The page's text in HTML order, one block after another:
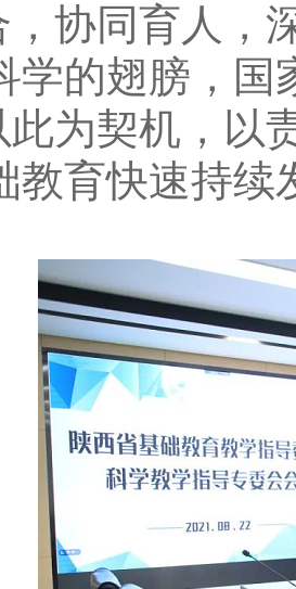
协同育人，
学的翅膀，国
为契机，以
教育快速持续